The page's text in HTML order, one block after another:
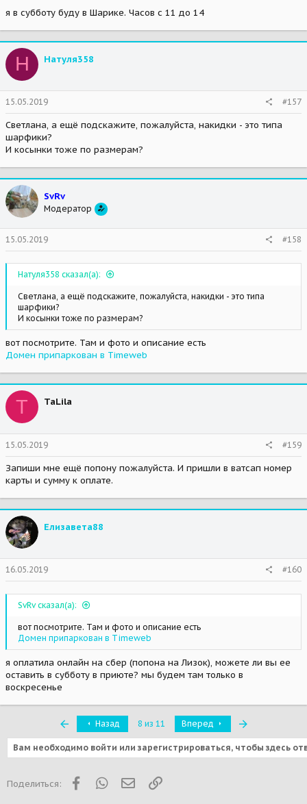
я в субботу буду в Шарике. Часов с 11 до 14
Н Натуля358
15.05.2019 #157
Светлана, а ещё подскажите, пожалуйста, накидки - это типа
шарфики?
И косынки тоже по размерам?
SvRv
Модератор
15.05.2019 #158
Натуля358 сказал(а):
Светлана, а ещё подскажите, пожалуйста, накидки - это типа
шарфики?
И косынки тоже по размерам?
вот посмотрите. Там и фото и описание есть
Домен припаркован в Timeweb
T TaLila
15.05.2019 #159
Запиши мне ещё попону пожалуйста. И пришли в ватсап номер
карты и сумму к оплате.
Елизавета88
16.05.2019 #160
SvRv сказал(а):
вот посмотрите. Там и фото и описание есть
Домен припаркован в Timeweb
я оплатила онлайн на сбер (попона на Лизок), можете ли вы ее
оставить в субботу в приюте? мы будем там только в
воскресенье
ПервыйНазад 8 из 11 Вперед
Вам необходимо войти или зарегистрироваться, чтобы здесь
Поделиться: FacebookWhatsAppЭлектронная почта
Ссылка